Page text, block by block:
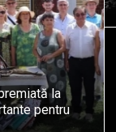
la
pentru